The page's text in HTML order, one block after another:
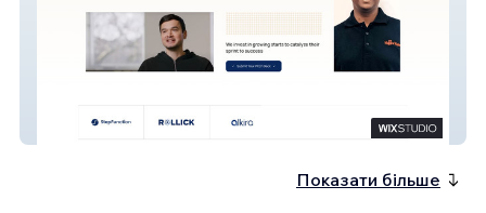
Dallas VC
Показати більше